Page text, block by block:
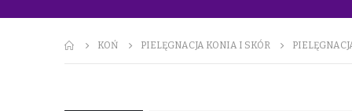
KOŃ PIELĘGNACJA KONIA I SKÓR